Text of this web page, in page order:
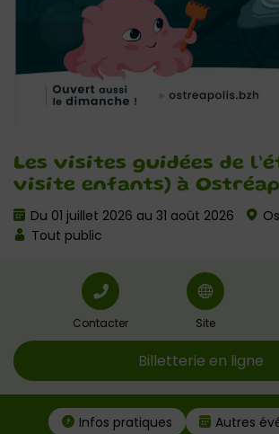
Les visites guidées de
visite enfants) à
Du 01 juillet 2026 au 31 août 2026
Tout public
Contacter Site
Billetterie en ligne
Infos pratiques Autres